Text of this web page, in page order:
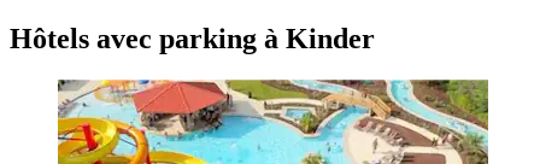
Hôtels avec parking à Kinder